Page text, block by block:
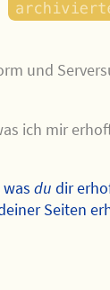
und
ich mir
wasdu dir
Seiten